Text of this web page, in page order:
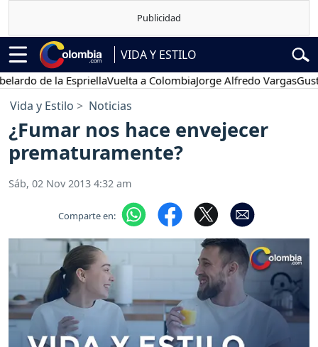
VIDA Y ESTILO
de la EspriellaVuelta a ColombiaJorge Alfredo VargasGustavo
Vida y Estilo Noticias
¿Fumar nos hace envejecer
prematuramente?
Sáb, 02 Nov 2013 4:32 am
Comparte en: